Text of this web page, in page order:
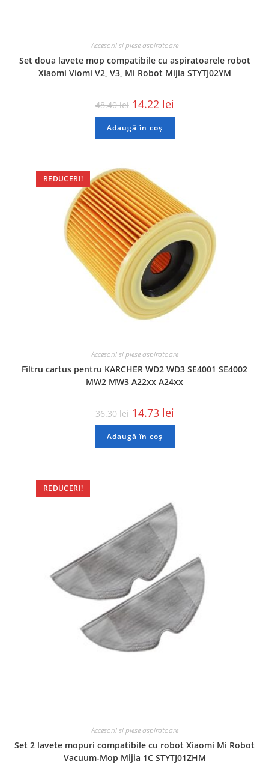
Accesorii si piese aspiratoare
Set doua lavete mop compatibile cu aspiratoarele robot
Xiaomi Viomi V2, V3, Mi Robot Mijia STYTJ02YM
48.40lei 14.22 lei
Adaugă în coș
REDUCERI!
Accesorii si piese aspiratoare
Filtru cartus pentru KARCHER WD2 WD3 SE4001 SE4002
MW2 MW3 A22xx A24xx
36.30lei 14.73 lei
Adaugă în coș
REDUCERI!
Accesorii si piese aspiratoare
Set 2 lavete mopuri compatibile cu robot Xiaomi Mi Robot
Vacuum-Mop Mijia 1C STYTJ01ZHM